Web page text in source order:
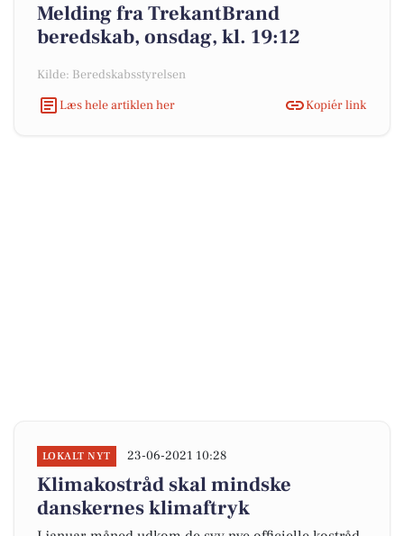
Melding fra TrekantBrand
beredskab, onsdag, kl. 19:12
Kilde: Beredskabsstyrelsen
Læs hele artiklen her
Kopiér link
LOKALT NYT 23-06-2021 10:28
Klimakostråd skal mindske
danskernes klimaftryk